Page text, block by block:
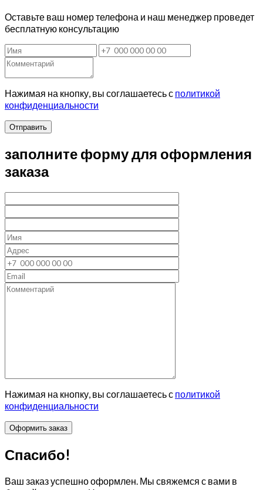
Оставьте ваш номер телефона и наш менеджер проведет
бесплатную консультацию
Нажимая на кнопку, вы соглашаетесь с политикой
конфиденциальности
Отправить
заполните форму для оформления
заказа
Нажимая на кнопку, вы соглашаетесь с политикой
конфиденциальности
Спасибо!
Ваш заказ успешно оформлен. Мы свяжемся с вами в